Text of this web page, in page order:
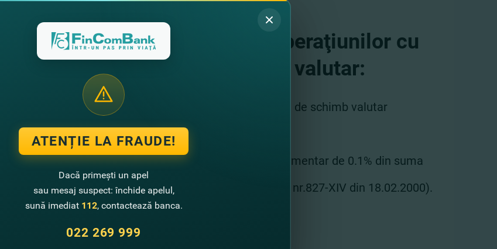
către persoanele fizice a operaţiunilor cu
străină în punctele de schimb valutar:
a valutei străine se efectuiază conform cursului de schimb valutar
tranzacţiei;
a valutei străine, se încasează un comision suplimentar de 0.1% din suma
şi a fondurilor locale de susţinere socială a populaţiei nr.827-XIV din 18.02.2000).
ATENȚIE LA FRAUDE!
Dacă primești un apel
sau mesaj suspect: închide apelul,
sună imediat 112, contactează banca.
022 269 999